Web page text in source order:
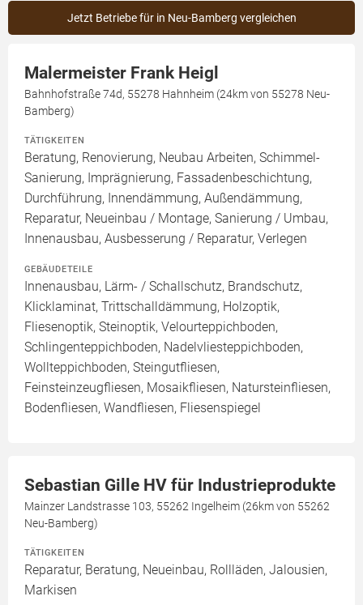
Jetzt Betriebe für in Neu-Bamberg vergleichen
Malermeister Frank Heigl
Bahnhofstraße 74d, 55278 Hahnheim (24km von 55278 Neu-
Bamberg)
TÄTIGKEITEN
Beratung, Renovierung, Neubau Arbeiten, Schimmel-
Sanierung, Imprägnierung, Fassadenbeschichtung,
Durchführung, Innendämmung, Außendämmung,
Reparatur, Neueinbau / Montage, Sanierung / Umbau,
Innenausbau, Ausbesserung / Reparatur, Verlegen
GEBÄUDETEILE
Innenausbau, Lärm- / Schallschutz, Brandschutz,
Klicklaminat, Trittschalldämmung, Holzoptik,
Fliesenoptik, Steinoptik, Velourteppichboden,
Schlingenteppichboden, Nadelvliesteppichboden,
Wollteppichboden, Steingutfliesen,
Feinsteinzeugfliesen, Mosaikfliesen, Natursteinfliesen,
Bodenfliesen, Wandfliesen, Fliesenspiegel
Sebastian Gille HV für Industrieprodukte
Mainzer Landstrasse 103, 55262 Ingelheim (26km von 55262
Neu-Bamberg)
TÄTIGKEITEN
Reparatur, Beratung, Neueinbau, Rollläden, Jalousien,
Markisen